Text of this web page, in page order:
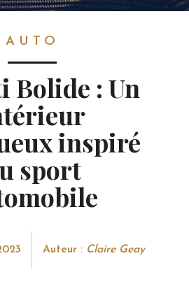
AUTO
Bolide : Un
inspiré
sport
Auteur : Claire Geay